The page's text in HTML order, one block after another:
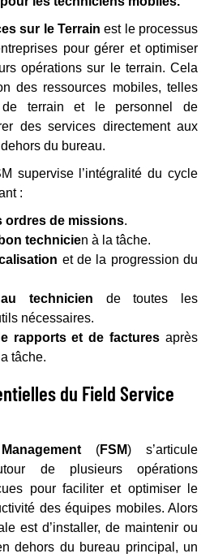
sur le Terrain est le processus
pour gérer et optimiser
opérations sur le terrain. Cela
des ressources mobiles, telles
terrain et le personnel de
des services directement aux
du bureau.
supervise l’intégralité du cycle
:
ordres de missions.
technicien à la tâche.
et de la progression du
technicien de toutes les
nécessaires.
rapports et de factures après
tâche.
du Field Service
(FSM) s’articule
de plusieurs opérations
pour faciliter et optimiser le
des équipes mobiles. Alors
est d’installer, de maintenir ou
dehors du bureau principal, un